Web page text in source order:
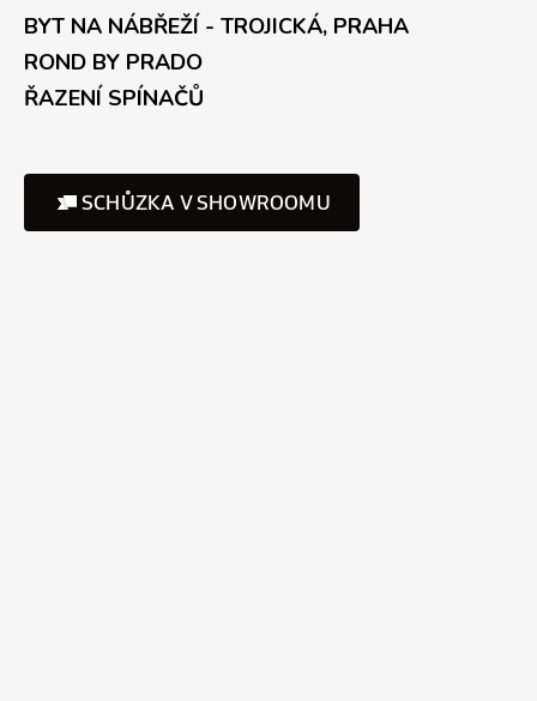
BYT NA NÁBŘEŽÍ - TROJICKÁ, PRAHA
ROND BY PRADO
ŘAZENÍ SPÍNAČŮ
SCHŮZKA V SHOWROOMU